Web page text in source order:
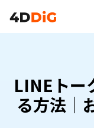
LINEトー
る方法｜